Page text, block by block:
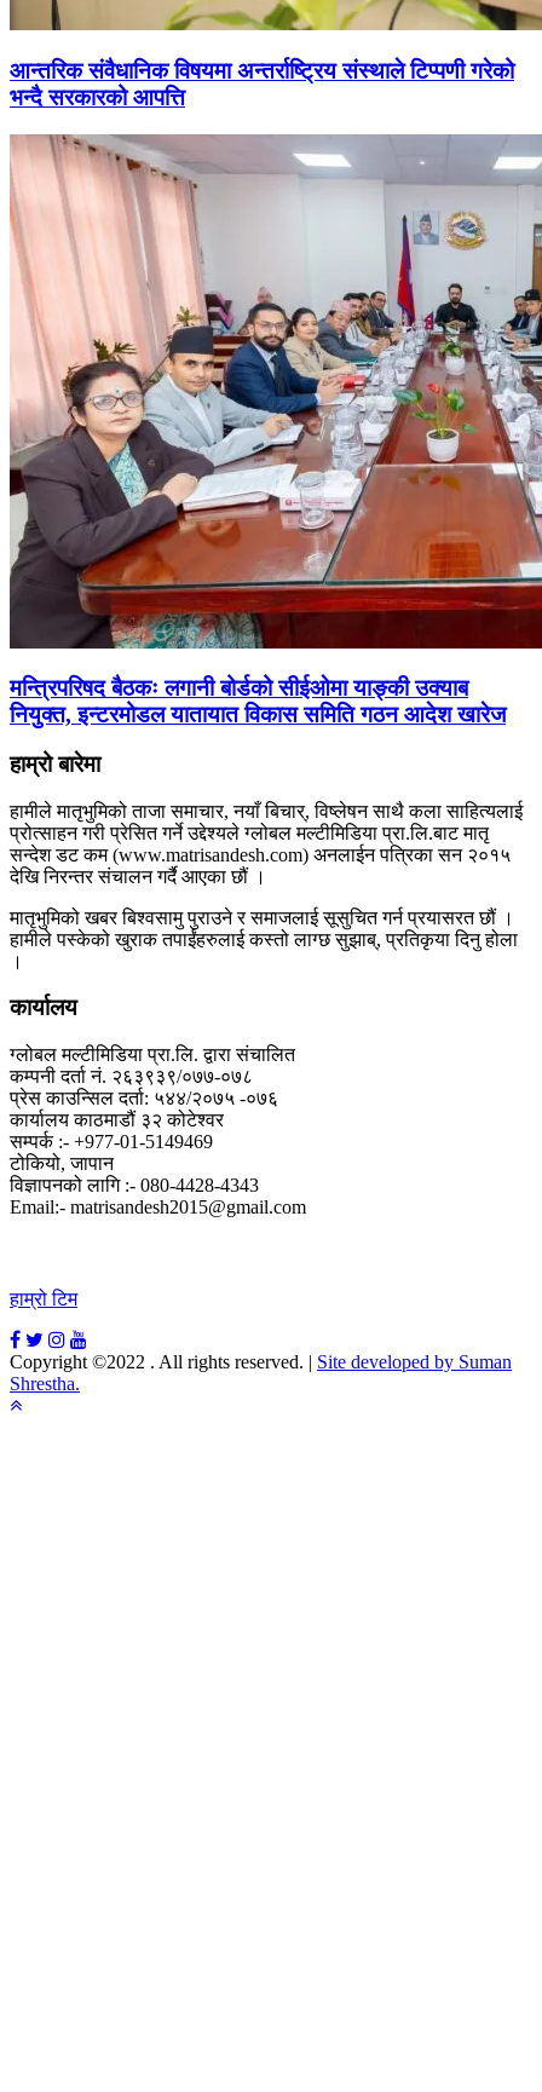
आन्तरिक संवैधानिक विषयमा अन्तर्राष्ट्रिय संस्थाले टिप्पणी गरेको
भन्दै सरकारको आपत्ति
मन्त्रिपरिषद बैठकः लगानी बोर्डको सीईओमा याङ्की उक्याब
नियुक्त, इन्टरमोडल यातायात विकास समिति गठन आदेश खारेज
हाम्रो बारेमा
हामीले मातृभुमिको ताजा समाचार, नयाँ बिचार्, विष्लेषन साथै कला साहित्यलाई
प्रोत्साहन गरी प्रेसित गर्ने उद्देश्यले ग्लोबल मल्टीमिडिया प्रा.लि.बाट मातृ
सन्देश डट कम (www.matrisandesh.com) अनलाईन पत्रिका सन २०१५
देखि निरन्तर संचालन गर्दै आएका छौं ।
मातृभुमिको खबर बिश्वसामु पुराउने र समाजलाई सूसुचित गर्न प्रयासरत छौं ।
हामीले पस्केको खुराक तपाईंहरुलाई कस्तो लाग्छ सुझाब्, प्रतिकृया दिनु होला
।
कार्यालय
ग्लोबल मल्टीमिडिया प्रा.लि. द्वारा संचालित
कम्पनी दर्ता नं. २६३९३९/०७७-०७८
प्रेस काउन्सिल दर्ता: ५४४/२०७५ -०७६
कार्यालय काठमाडौं ३२ कोटेश्वर
सम्पर्क :- +977-01-5149469
टोकियो, जापान
विज्ञापनको लागि :- 080-4428-4343
Email:- matrisandesh2015@gmail.com
हाम्रो टिम
Copyright ©2022 . All rights reserved. | Site developed by Suman
Shrestha.